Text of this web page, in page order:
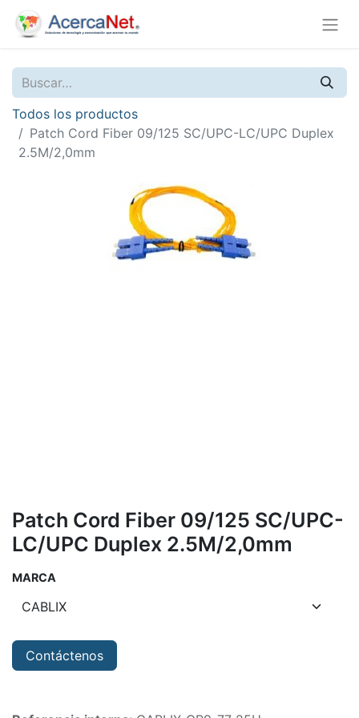
Todos los productos
Patch Cord Fiber 09/125 SC/UPC-LC/UPC Duplex
2.5M/2,0mm
Patch Cord Fiber 09/125 SC/UPC-
LC/UPC Duplex 2.5M/2,0mm
MARCA
Contáctenos